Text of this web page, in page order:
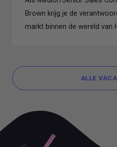
Brown krijg je de
markt binnen de wereld van
ALLE